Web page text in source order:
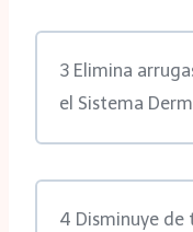
3 Elimina
el Sistema
4 Disminuye de